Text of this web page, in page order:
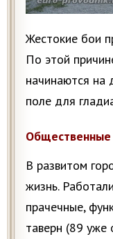
Жестокие бои
По этой
начинаются на
поле для
В развитом
жизнь.
прачечные,
таверн (89 уже